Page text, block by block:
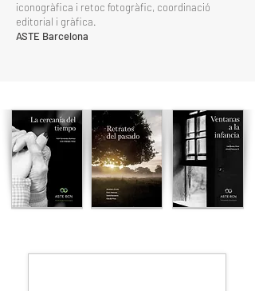
iconogràfica i retoc fotogràfic, coordinació
editorial i gràfica.
ASTE Barcelona